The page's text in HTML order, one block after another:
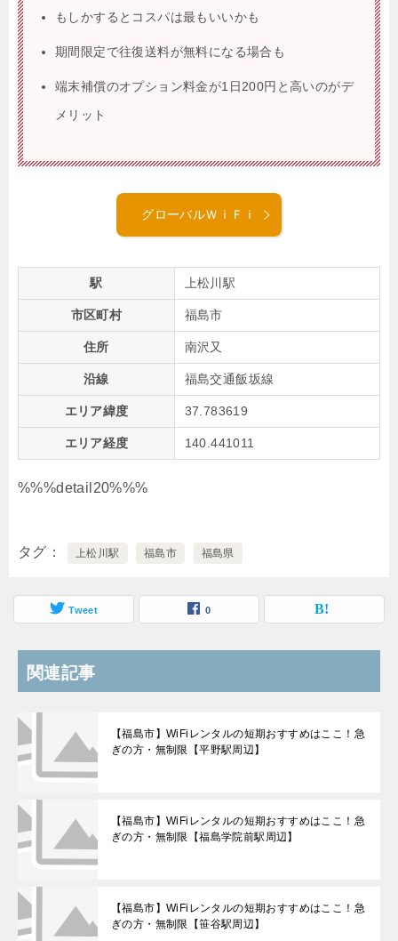
もしかするとコスパは最もいいかも
期間限定で往復送料が無料になる場合も
端末補償のオプション料金が1日200円と高いのがデ
メリット
グローバルＷｉＦｉ
駅 上松川駅
市区町村 福島市
住所 南沢又
沿線 福島交通飯坂線
エリア緯度 37.783619
エリア経度 140.441011
%%%detail20%%%
タグ 上松川駅 福島市 福島県
Tweet 0
関連記事
【福島市】WiFiレンタルの短期おすすめはここ！急
ぎの方・無制限【平野駅周辺】
【福島市】WiFiレンタルの短期おすすめはここ！急
ぎの方・無制限【福島学院前駅周辺】
【福島市】WiFiレンタルの短期おすすめはここ！急
ぎの方・無制限【笹谷駅周辺】